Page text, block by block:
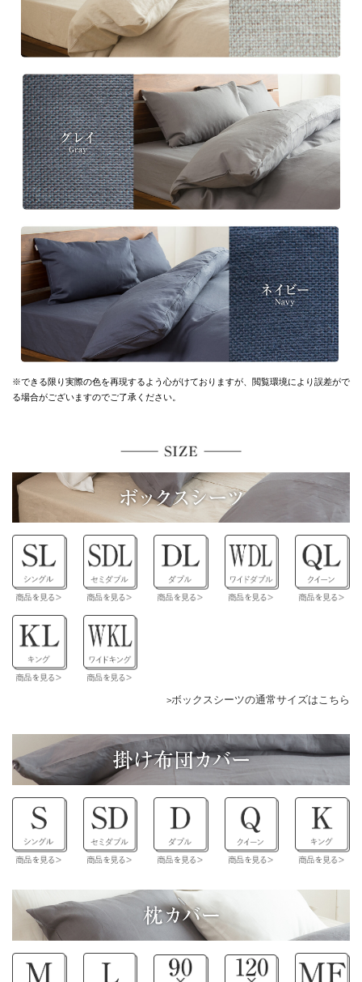
※できる限り実際の色を再現するよう心がけておりますが、 閲覧環境により誤差がで
る場合がございますのでご了承ください。
ボックスシーツの通常サイズはこちら